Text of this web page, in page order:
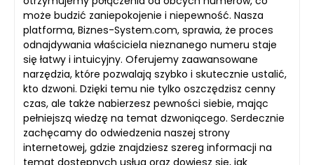
może budzić zaniepokojenie i niepewność. Nasza
platforma, Biznes-System.com, sprawia, że proces
odnajdywania właściciela nieznanego numeru staje
się łatwy i intuicyjny. Oferujemy zaawansowane
narzędzia, które pozwalają szybko i skutecznie ustalić,
kto dzwoni. Dzięki temu nie tylko oszczędzisz cenny
czas, ale także nabierzesz pewności siebie, mając
pełniejszą wiedzę na temat dzwoniącego. Serdecznie
zachęcamy do odwiedzenia naszej strony
internetowej, gdzie znajdziesz szereg informacji na
temat dostępnych usług oraz dowiesz się, jak